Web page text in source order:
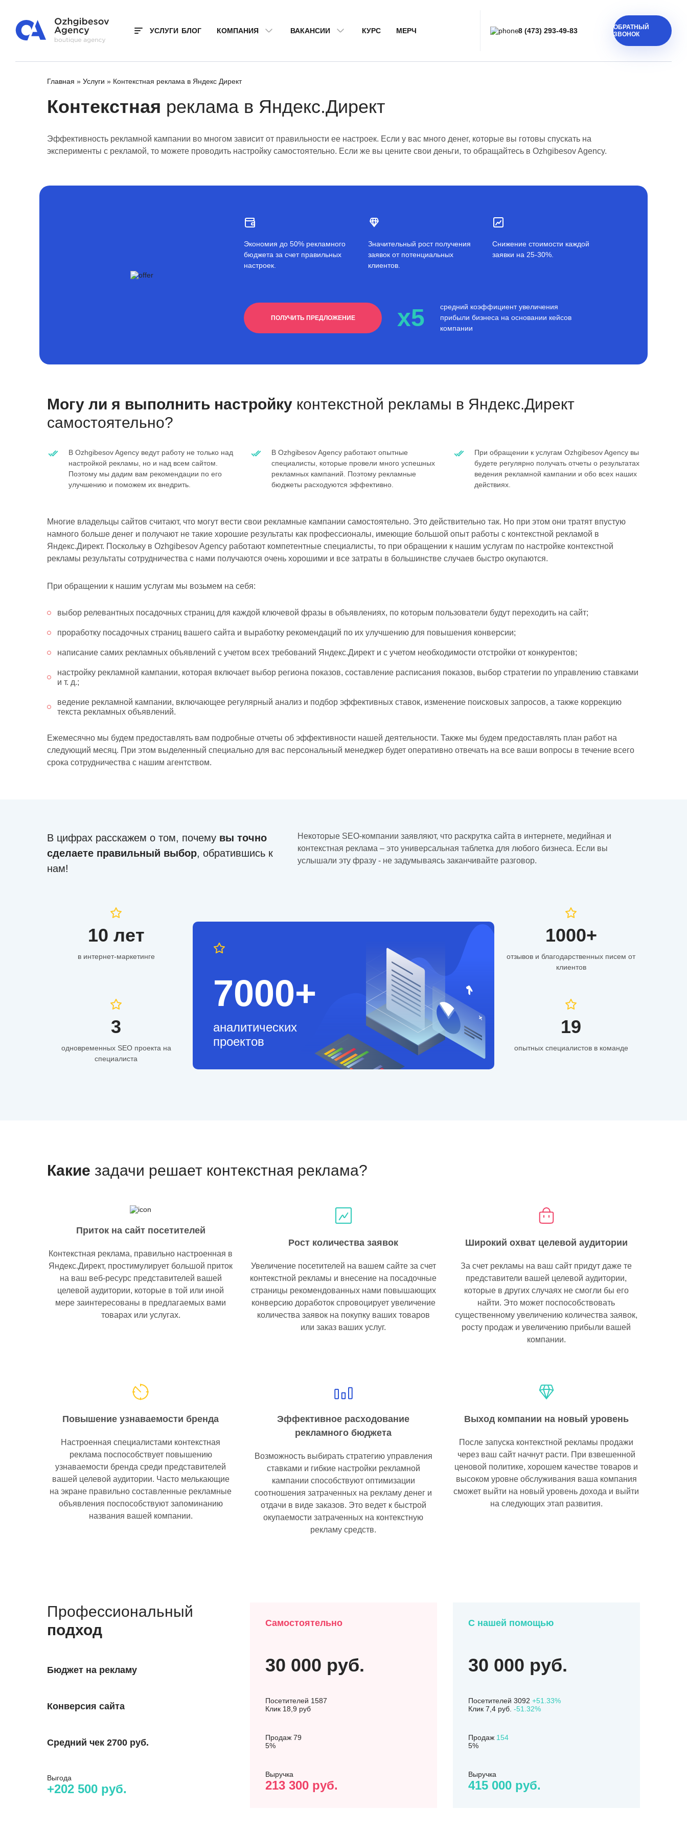
УСЛУГИ БЛОГ КОМПАНИЯ ВАКАНСИИ КУРС МЕРЧ 8 (473) 293-49-83
ОБРАТНЫЙ
ЗВОНОК
Главная » Услуги » Контекстная реклама в Яндекс Директ
Контекстная реклама в Яндекс.Директ
Эффективность рекламной кампании во многом зависит от правильности ее настроек. Если у вас много денег, которые вы готовы спускать на
эксперименты с рекламой, то можете проводить настройку самостоятельно. Если же вы цените свои деньги, то обращайтесь в Ozhgibesov Agency.
Экономия до 50% рекламного
бюджета за счет правильных
настроек.
Значительный рост получения
заявок от потенциальных
клиентов.
Снижение стоимости каждой
заявки на 25-30%.
ПОЛУЧИТЬ ПРЕДЛОЖЕНИЕ x5
средний коэффициент увеличения
прибыли бизнеса на основании кейсов
компании
Могу ли я выполнить настройку контекстной рекламы в Яндекс.Директ
самостоятельно?
В Ozhgibesov Agency ведут работу не только над
настройкой рекламы, но и над всем сайтом.
Поэтому мы дадим вам рекомендации по его
улучшению и поможем их внедрить.
В Ozhgibesov Agency работают опытные
специалисты, которые провели много успешных
рекламных кампаний. Поэтому рекламные
бюджеты расходуются эффективно.
При обращении к услугам Ozhgibesov Agency вы
будете регулярно получать отчеты о результатах
ведения рекламной кампании и обо всех наших
действиях.
Многие владельцы сайтов считают, что могут вести свои рекламные кампании самостоятельно. Это действительно так. Но при этом они тратят впустую
намного больше денег и получают не такие хорошие результаты как профессионалы, имеющие большой опыт работы с контекстной рекламой в
Яндекс.Директ. Поскольку в Ozhgibesov Agency работают компетентные специалисты, то при обращении к нашим услугам по настройке контекстной
рекламы результаты сотрудничества с нами получаются очень хорошими и все затраты в большинстве случаев быстро окупаются.
При обращении к нашим услугам мы возьмем на себя:
выбор релевантных посадочных страниц для каждой ключевой фразы в объявлениях, по которым пользователи будут переходить на сайт;
проработку посадочных страниц вашего сайта и выработку рекомендаций по их улучшению для повышения конверсии;
написание самих рекламных объявлений с учетом всех требований Яндекс.Директ и с учетом необходимости отстройки от конкурентов;
настройку рекламной кампании, которая включает выбор региона показов, составление расписания показов, выбор стратегии по управлению ставками
и т. д.;
ведение рекламной кампании, включающее регулярный анализ и подбор эффективных ставок, изменение поисковых запросов, а также коррекцию
текста рекламных объявлений.
Ежемесячно мы будем предоставлять вам подробные отчеты об эффективности нашей деятельности. Также мы будем предоставлять план работ на
следующий месяц. При этом выделенный специально для вас персональный менеджер будет оперативно отвечать на все ваши вопросы в течение всего
срока сотрудничества с нашим агентством.
В цифрах расскажем о том, почему вы точно
сделаете правильный выбор, обратившись к
нам!
Некоторые SEO-компании заявляют, что раскрутка сайта в интернете, медийная и
контекстная реклама – это универсальная таблетка для любого бизнеса. Если вы
услышали эту фразу - не задумываясь заканчивайте разговор.
7000+
аналитических
проектов
10 лет
в интернет-маркетинге
1000+
отзывов и благодарственных писем от
клиентов
3
одновременных SEO проекта на
специалиста
19
опытных специалистов в команде
Какие задачи решает контекстная реклама?
Приток на сайт посетителей
Контекстная реклама, правильно настроенная в
Яндекс.Директ, простимулирует большой приток
на ваш веб-ресурс представителей вашей
целевой аудитории, которые в той или иной
мере заинтересованы в предлагаемых вами
товарах или услугах.
Рост количества заявок
Увеличение посетителей на вашем сайте за счет
контекстной рекламы и внесение на посадочные
страницы рекомендованных нами повышающих
конверсию доработок спровоцирует увеличение
количества заявок на покупку ваших товаров
или заказ ваших услуг.
Широкий охват целевой аудитории
За счет рекламы на ваш сайт придут даже те
представители вашей целевой аудитории,
которые в других случаях не смогли бы его
найти. Это может поспособствовать
существенному увеличению количества заявок,
росту продаж и увеличению прибыли вашей
компании.
Повышение узнаваемости бренда
Настроенная специалистами контекстная
реклама поспособствует повышению
узнаваемости бренда среди представителей
вашей целевой аудитории. Часто мелькающие
на экране правильно составленные рекламные
объявления поспособствуют запоминанию
названия вашей компании.
Эффективное расходование
рекламного бюджета
Возможность выбирать стратегию управления
ставками и гибкие настройки рекламной
кампании способствуют оптимизации
соотношения затраченных на рекламу денег и
отдачи в виде заказов. Это ведет к быстрой
окупаемости затраченных на контекстную
рекламу средств.
Выход компании на новый уровень
После запуска контекстной рекламы продажи
через ваш сайт начнут расти. При взвешенной
ценовой политике, хорошем качестве товаров и
высоком уровне обслуживания ваша компания
сможет выйти на новый уровень дохода и выйти
на следующих этап развития.
Профес­сиональный
подход
Бюджет на рекламу
Конверсия сайта
Средний чек 2700 руб.
Выгода
+202 500 руб.
Самосто­ятельно
30 000 руб.
Посетителей 1587
Клик 18,9 руб
Продаж 79
5%
Выручка
213 300 руб.
С нашей помощью
30 000 руб.
Посетителей 3092 +51.33%
Клик 7,4 руб. -51.32%
Продаж 154
5%
Выручка
415 000 руб.